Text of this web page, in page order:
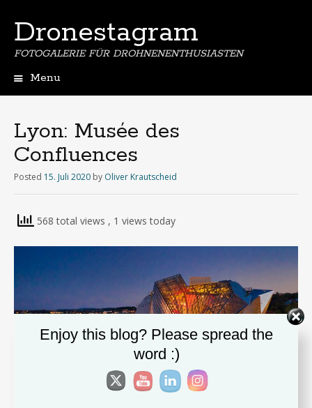
Dronestagram
FOTOGALERIE FÜR DROHNENENTHUSIASTEN
Menu
Lyon: Musée des
Confluences
Posted 15. Juli 2020 by Oliver Krautscheid
568 total views , 1 views today
Enjoy this blog? Please spread the
word :)